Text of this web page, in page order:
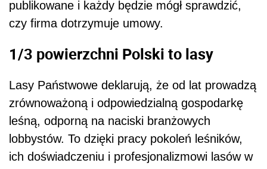
publikowane i każdy będzie mógł sprawdzić,
czy firma dotrzymuje umowy.
1/3 powierzchni Polski to lasy
Lasy Państwowe deklarują, że od lat prowadzą
zrównoważoną i odpowiedzialną gospodarkę
leśną, odporną na naciski branżowych
lobbystów. To dzięki pracy pokoleń leśników,
ich doświadczeniu i profesjonalizmowi lasów w